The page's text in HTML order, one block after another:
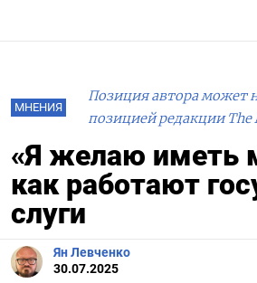
МНЕНИЯ
Позиция автора может
позицией редакции The
«Я желаю иметь
как работают
слуги
Ян Левченко
30.07.2025